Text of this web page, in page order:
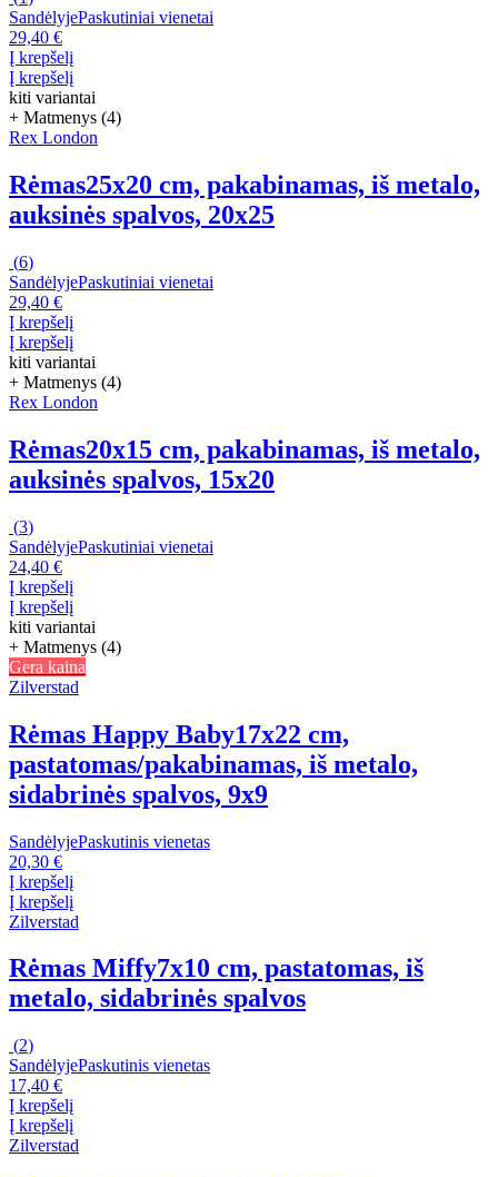
SandėlyjePaskutiniai vienetai
29,40 €
Į krepšelį
Į krepšelį
kiti variantai
+ Matmenys (4)
Rex London
Rėmas25x20 cm, pakabinamas, iš metalo,
auksinės spalvos, 20x25
(6)
SandėlyjePaskutiniai vienetai
29,40 €
Į krepšelį
Į krepšelį
kiti variantai
+ Matmenys (4)
Rex London
Rėmas20x15 cm, pakabinamas, iš metalo,
auksinės spalvos, 15x20
(3)
SandėlyjePaskutiniai vienetai
24,40 €
Į krepšelį
Į krepšelį
kiti variantai
+ Matmenys (4)
Gera kaina
Zilverstad
Rėmas Happy Baby17x22 cm,
pastatomas/pakabinamas, iš metalo,
sidabrinės spalvos, 9x9
SandėlyjePaskutinis vienetas
20,30 €
Į krepšelį
Į krepšelį
Zilverstad
Rėmas Miffy7x10 cm, pastatomas, iš
metalo, sidabrinės spalvos
(2)
SandėlyjePaskutinis vienetas
17,40 €
Į krepšelį
Į krepšelį
Zilverstad